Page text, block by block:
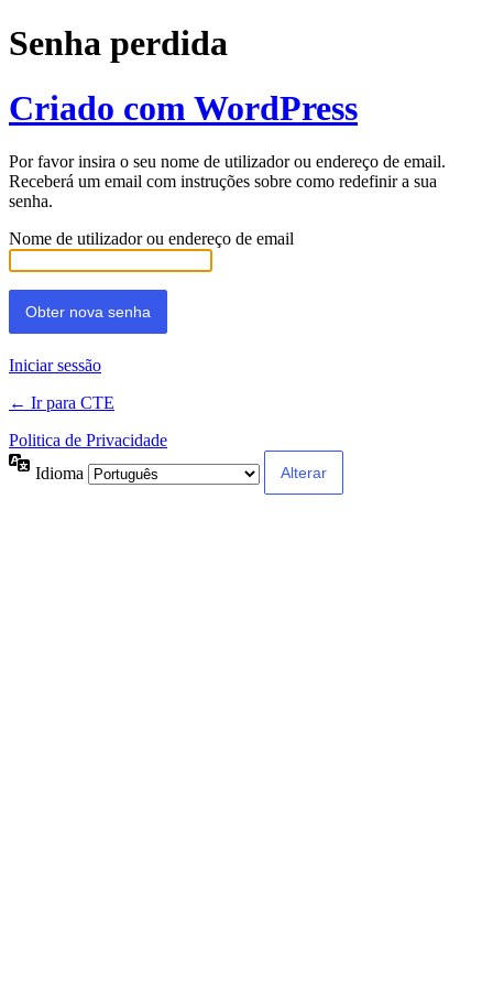
Senha perdida
Criado com WordPress
Por favor insira o seu nome de utilizador ou endereço de email.
Receberá um email com instruções sobre como redefinir a sua
senha.
Nome de utilizador ou endereço de email
Iniciar sessão
← Ir para CTE
Politica de Privacidade
Idioma